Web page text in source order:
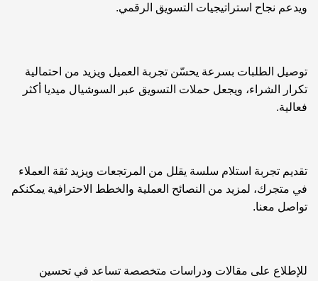
ويدعم نجاح استراتيجيات التسويق الرقمي.
توصيل الطلبات بسرعة يحسّن تجربة العميل ويزيد من احتمالية
تكرار الشراء، ويجعل حملات التسويق عبر السوشيال ميديا أكثر
فعالية.
تقديم تجربة استلام سلسة يقلل من المرتجعات ويزيد ثقة العملاء
في متجرك، لمزيد من النصائح العملية والخطط الاحترافية يمكنكم
تواصل معنا.
للإطلاع على مقالات ودراسات متخصصة تساعد في تحسين